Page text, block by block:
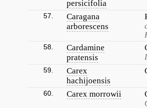
persicifolia
57.
Caragana
arborescens
58.
Cardamine
pratensis
59.
Carex
hachijoensis
60. Carex morrowii